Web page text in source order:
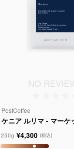
NO
PostCoffee
ケニア ルリマ - マーケ
250g ¥4,300 (税込)